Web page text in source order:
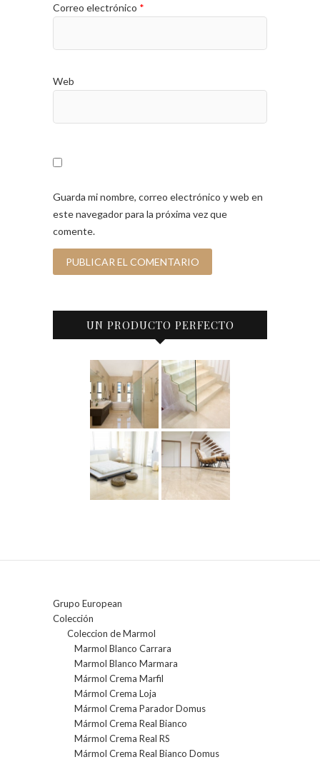
Correo electrónico *
Web
Guarda mi nombre, correo electrónico y web en
este navegador para la próxima vez que
comente.
UN PRODUCTO PERFECTO
Grupo European
Colección
Coleccion de Marmol
Marmol Blanco Carrara
Marmol Blanco Marmara
Mármol Crema Marfil
Mármol Crema Loja
Mármol Crema Parador Domus
Mármol Crema Real Bianco
Mármol Crema Real RS
Mármol Crema Real Bianco Domus